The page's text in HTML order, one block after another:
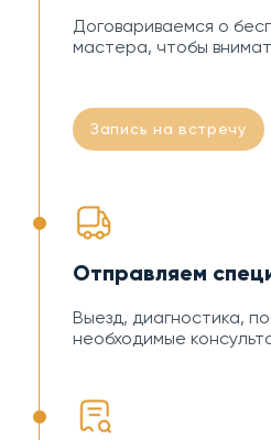
Договариваемся о
мастера, чтобы
Запись на встречу
Отправляем
Выезд, диагностика,
необходимые